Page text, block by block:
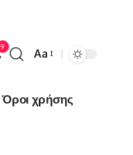
9
Font
Aa
Όροι χρήσης